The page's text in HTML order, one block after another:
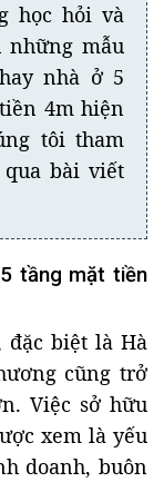
học hỏi và
những mẫu
nhà ở 5
4m hiện
tôi tham
bài viết
tầng mặt tiền
đặc biệt là Hà
cũng trở
Việc sở hữu
xem là yếu
doanh, buôn